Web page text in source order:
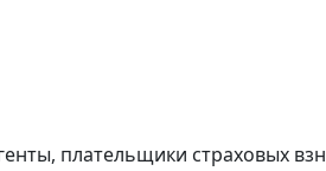
плательщики страховых